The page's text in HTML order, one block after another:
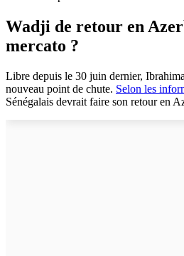
Wadji de retour en
mercato ?
Libre depuis le 30 juin dernier,
nouveau point de chute. Selon les
Sénégalais devrait faire son retour en